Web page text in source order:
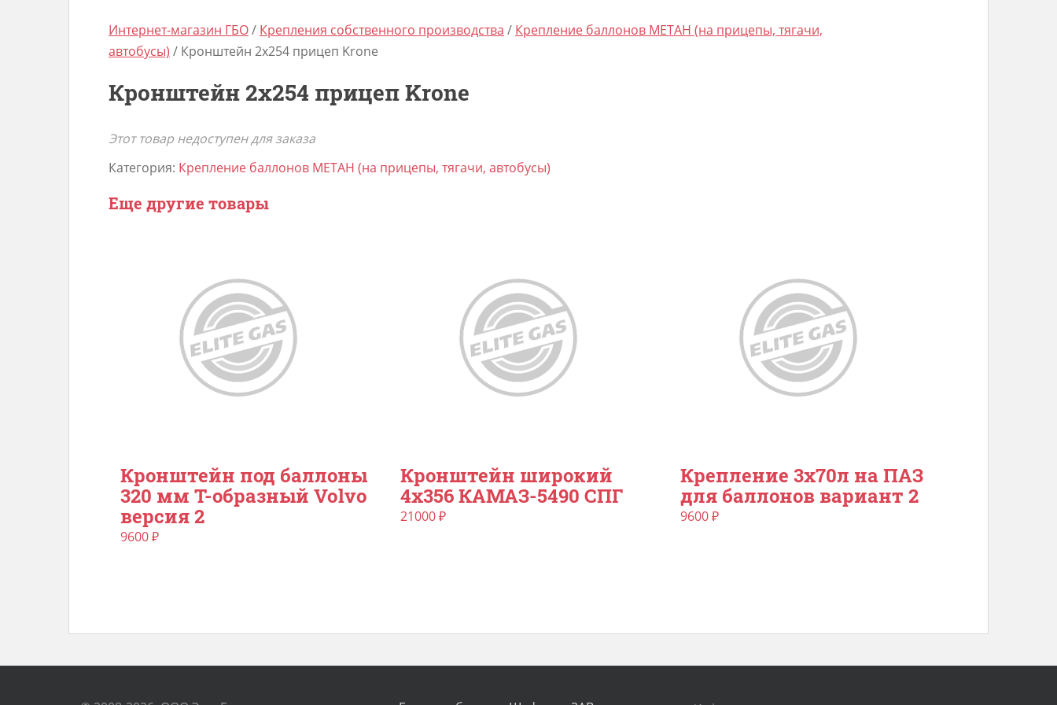
Интернет-магазин ГБО/ Крепления собственного производства / Крепление баллонов МЕТАН (на прицепы, тягачи,
автобусы) / Кронштейн 2х254 прицеп Krone
Кронштейн 2х254 прицеп Krone
Этот товар недоступен для заказа
Категория: Крепление баллонов МЕТАН (на прицепы, тягачи, автобусы)
Еще другие товары
Кронштейн под баллоны
320 мм Т-образный Volvo
версия 2
9600₽
Кронштейн широкий
4х356 КАМАЗ-5490 СПГ
21000₽
Крепление 3х70л на ПАЗ
для баллонов вариант 2
9600₽